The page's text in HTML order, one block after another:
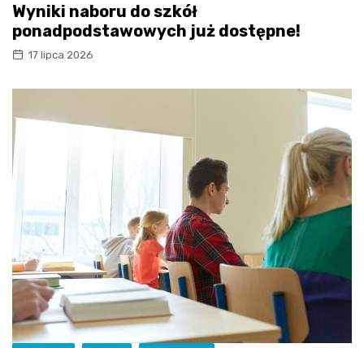
Wyniki naboru do szkół
ponadpodstawowych już dostępne!
17 lipca 2026